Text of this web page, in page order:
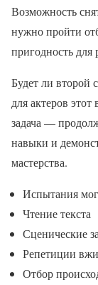
Возможность
нужно пройти
пригодность для
Будет ли
для актеров
задача —
навыки и
мастерства.
Испытания
Чтение текста
Сценические
Репетиции
Отбор